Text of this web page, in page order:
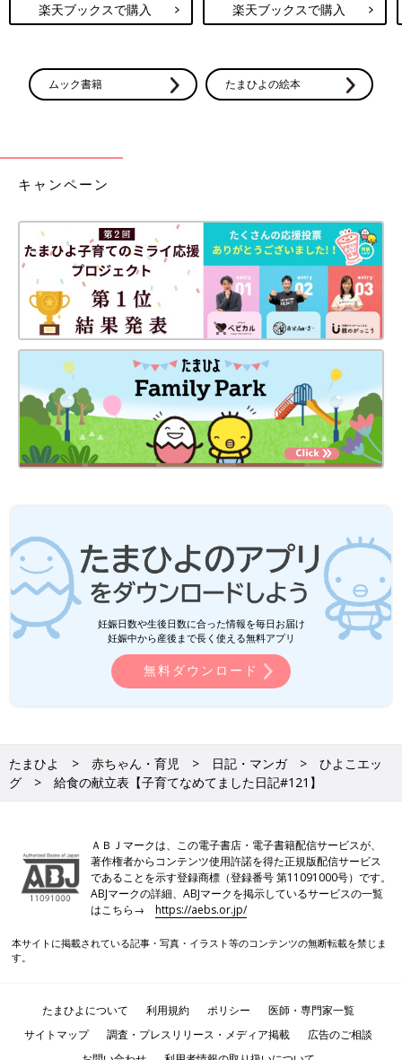
楽天ブックスで購入 楽天ブックスで購入
ムック書籍 たまひよの絵本
キャンペーン
妊娠日数や生後日数に合った情報を毎日お届け
妊娠中から産後まで長く使える無料アプリ
無料ダウンロード
たまひよ 赤ちゃん・育児 日記・マンガ
ひよこエッ
グ
給食の献立表【子育てなめてました日記#121】
ＡＢＪマークは、この電子書店・電子書籍配信サービスが、
著作権者からコンテンツ使用許諾を得た正規版配信サービス
であることを示す登録商標（登録番号 第11091000号）です。
ABJマークの詳細、ABJマークを掲示しているサービスの一覧
はこちら→https://aebs.or.jp/
本サイトに掲載されている記事・写真・イラスト等のコンテンツの無断転載を禁じま
す。
たまひよについて 利用規約 ポリシー
医師・専門家一覧
サイトマップ
調査・プレスリリース・メディア掲載
広告のご相談